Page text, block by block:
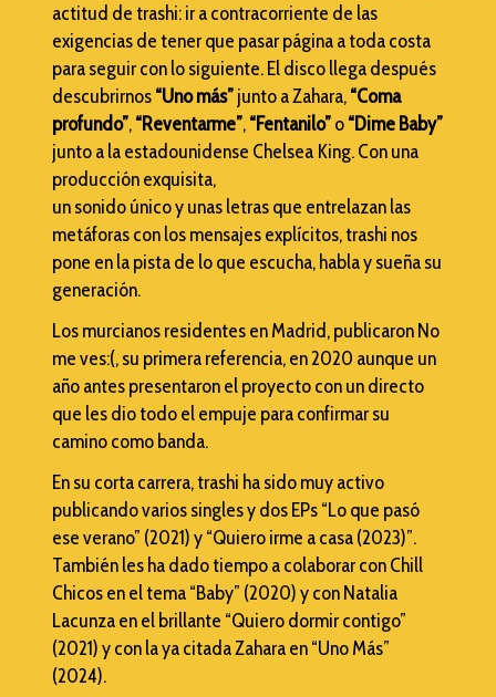
actitud de trashi: ir a contracorriente de las
exigencias de tener que pasar página a toda costa
para seguir con lo siguiente. El disco llega después
descubrirnos“Uno más”junto a Zahara,“Coma
profundo”,“Reventarme”,“Fentanilo”o“Dime Baby”
junto a la estadounidense Chelsea King. Con una
producción exquisita,
un sonido único y unas letras que entrelazan las
metáforas con los mensajes explícitos, trashi nos
pone en la pista de lo que escucha, habla y sueña su
generación.
Los murcianos residentes en Madrid, publicaron No
me ves:(, su primera referencia, en 2020 aunque un
año antes presentaron el proyecto con un directo
que les dio todo el empuje para confirmar su
camino como banda.
En su corta carrera, trashi ha sido muy activo
publicando varios singles y dos EPs “Lo que pasó
ese verano” (2021) y “Quiero irme a casa (2023)”.
También les ha dado tiempo a colaborar con Chill
Chicos en el tema “Baby” (2020) y con Natalia
Lacunza en el brillante “Quiero dormir contigo”
(2021) y con la ya citada Zahara en “Uno Más”
(2024).